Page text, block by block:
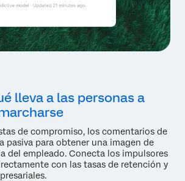
lleva a las personas a
de compromiso, los comentarios de
pasiva para obtener una imagen de
del empleado. Conecta los impulsores
con las tasas de retención y